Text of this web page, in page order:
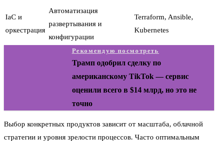
IaC и
оркестрация
Автоматизация
развертывания и
конфигурации
Terraform, Ansible,
Kubernetes
Рекомендую посмотреть
Трамп одобрил сделку по
американскому TikTok — сервис
оценили всего в $14 млрд, но это не
точно
Выбор конкретных продуктов зависит от масштаба, облачной
стратегии и уровня зрелости процессов. Часто оптимальным